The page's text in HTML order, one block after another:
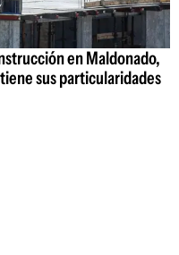
en Maldonado,
sus particularidades